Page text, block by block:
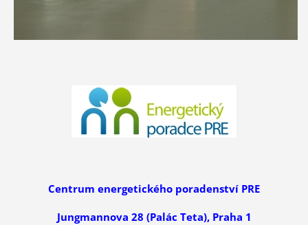
Centrum energetického poradenství PRE
Jungmannova 28 (Palác Teta), Praha 1